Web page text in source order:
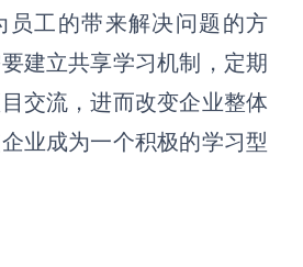
员工的带来解决问题的方
建立共享学习机制，定期
交流，进而改变企业整体
业成为一个积极的学习型